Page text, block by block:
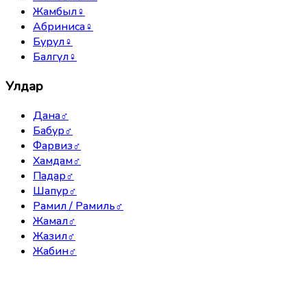
Жамбыл♀
Абриниса♀
Бурул♀
Балгүл♀
Улдар
Дана♂
Бабур♂
Фарвиз♂
Хамдам♂
Падар♂
Шапур♂
Рамил / Рамиль♂
Жамал♂
Жазил♂
Жабин♂